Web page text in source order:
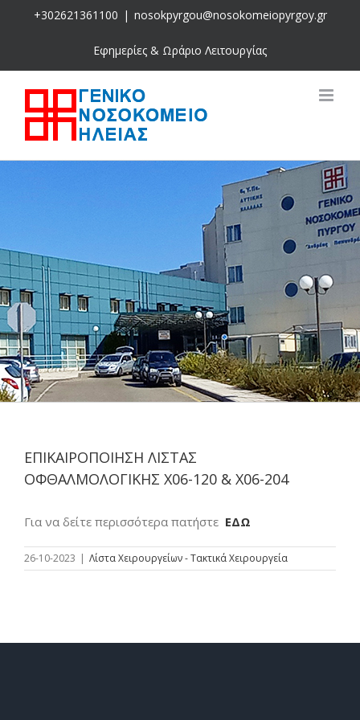
+302621361100 | nosokpyrgou@nosokomeiopyrgoy.gr
Εφημερίες & Ωράριο Λειτουργίας
ΕΠΙΚΑΙΡΟΠΟΙΗΣΗ ΛΙΣΤΑΣ
ΟΦΘΑΛΜΟΛΟΓΙΚΗΣ Χ06-120 & Χ06-204
Για να δείτε περισσότερα πατήστε ΕΔΩ
26-10-2023 | Λίστα Χειρουργείων - Τακτικά Χειρουργεία